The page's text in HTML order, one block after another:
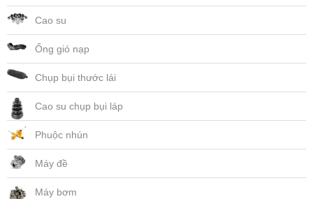
Cao su
Ống gió nạp
Chụp bụi thước lái
Cao su chụp bụi láp
Phuộc nhún
Máy đề
Máy bơm